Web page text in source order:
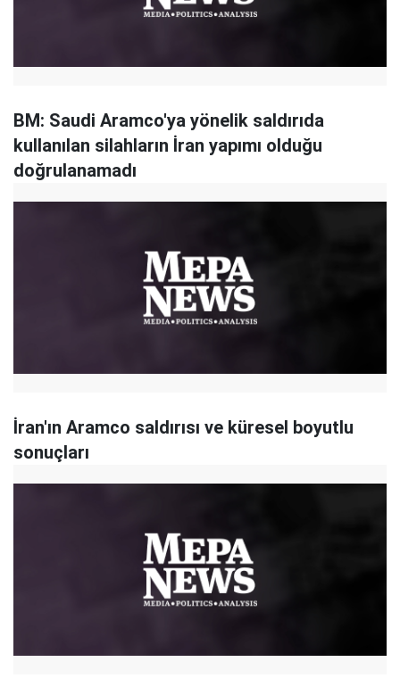
BM: Saudi Aramco'ya yönelik saldırıda
kullanılan silahların İran yapımı olduğu
doğrulanamadı
İran'ın Aramco saldırısı ve küresel boyutlu
sonuçları